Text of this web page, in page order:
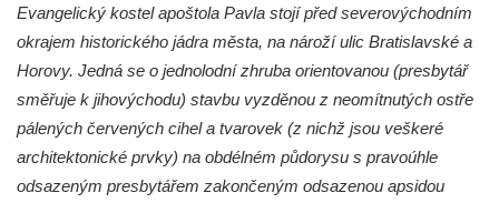
Kaple Tří otců v Mikulášovicích
Kaple Matky Boží v Mikulášovicích
Balzerova kaple v Mikulášovicích
Kostel svatého Václava ve Šluknově
Evangelický kostel apoštola Pavla stojí před severovýchodním
okrajem historického jádra města, na nároží ulic Bratislavské a
Horovy. Jedná se o jednolodní zhruba orientovanou (presbytář
směřuje k jihovýchodu) stavbu vyzděnou z neomítnutých ostře
pálených červených cihel a tvarovek (z nichž jsou veškeré
architektonické prvky) na obdélném půdorysu s pravoúhle
odsazeným presbytářem zakončeným odsazenou apsidou